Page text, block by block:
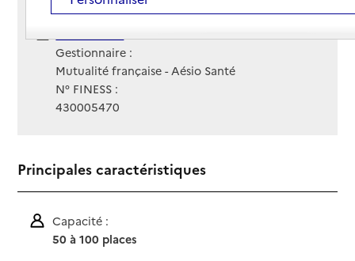
Contact
Contact
Gestionnaire :
Mutualité française - Aésio Santé
N° FINESS :
430005470
Principales caractéristiques
Capacité :
50 à 100 places